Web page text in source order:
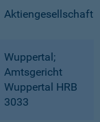
Aktiengesellschaft
Wuppertal;
Amtsgericht
Wuppertal HRB
3033